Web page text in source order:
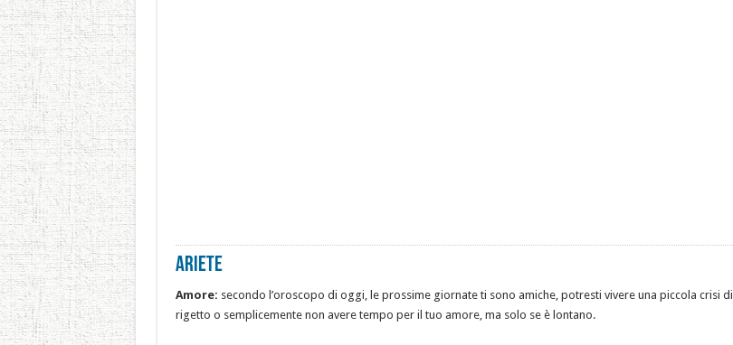
Ariete
Amore: secondo l’oroscopo di oggi, le prossime giornate ti sono amiche, potresti vivere una piccola crisi di
rigetto o semplicemente non avere tempo per il tuo amore, ma solo se è lontano.